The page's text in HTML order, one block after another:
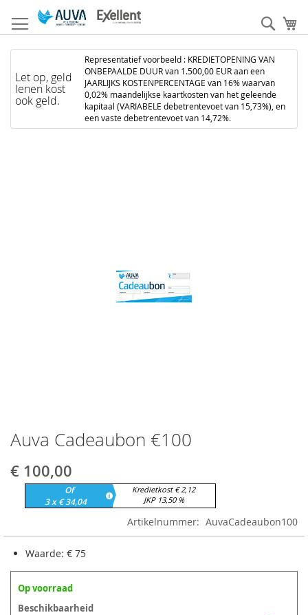
naar
de
inhoud
Let op, geld
lenen kost
ook geld.
Representatief voorbeeld : KREDIETOPENING VAN
ONBEPAALDE DUUR van 1.500,00 EUR aan een
JAARLIJKS KOSTENPERCENTAGE van 16% waarvan
0,02% maandelijkse kaartkosten van het geleende
kapitaal (VARIABELE debetrentevoet van 15,73%), en
een vaste debetrentevoet van 14,72%.
Ga
naar
het
begin
gallerij
Auva Cadeaubon €100
€ 100,00
Of
3 x € 34,04
Kredietkost € 2,12
JKP 13,50 %
Artikelnummer AuvaCadeaubon100
Waarde: € 75
Op voorraad
Beschikbaarheid